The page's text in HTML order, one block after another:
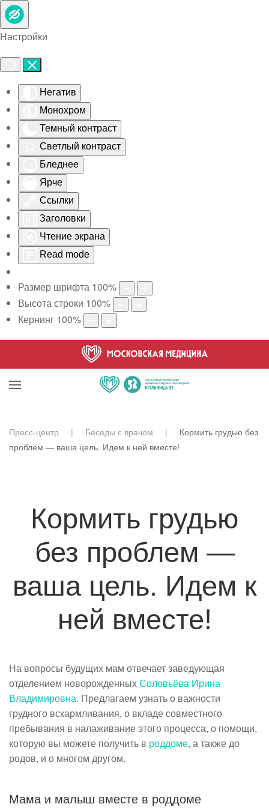
Настройки
Негатив
Монохром
Темный контраст
Светлый контраст
Бледнее
Ярче
Ссылки
Заголовки
Чтение экрана
Read mode
Размер шрифта 100%
Высота строки 100%
Кернинг 100%
Skip to main content
Пресс-центр Беседы с врачом
Кормить грудью без
проблем — ваша цель. Идем к ней вместе!
Кормить грудью
без проблем —
ваша цель. Идем к
ней вместе!
На вопросы будущих мам отвечает заведующая
отделением новорожденныхСоловьёва Ирина
Владимировна. Предлагаем узнать о важности
грудного вскармливания, о вкладе совместного
пребывания в налаживание этого процесса, о помощи,
которую вы можете получить в роддоме, а также до
родов, и о многом другом.
Мама и малыш вместе в роддоме